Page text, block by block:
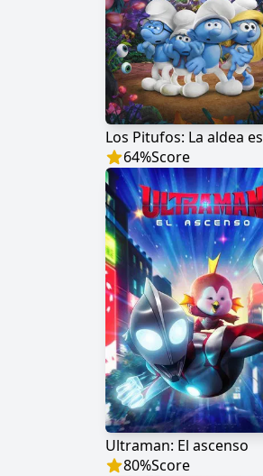
64%Score
Ultraman: El ascenso
80%Score